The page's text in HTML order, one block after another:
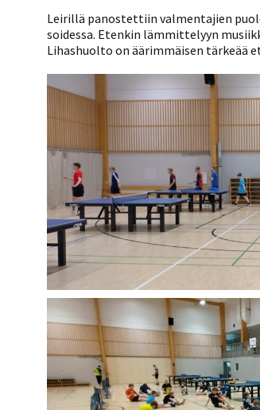
Leirillä panostettiin valmentajien
soidessa. Etenkin lämmittelyyn
Lihashuolto on äärimmäisen tärkeää